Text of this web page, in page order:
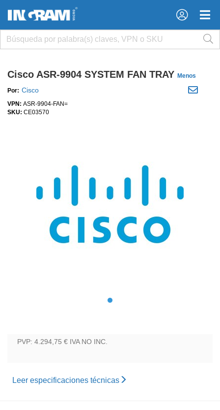
×
×
Cisco ASR-9904 SYSTEM FAN TRAY Menos
Por: Cisco
VPN: ASR-9904-FAN=
SKU: CE03570
PVP: 4.294,75 € IVA NO INC.
Leer especificaciones técnicas